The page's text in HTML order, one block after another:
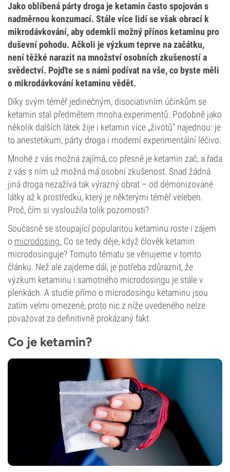
Jako oblíbená párty droga je ketamin často spojován s
nadměrnou konzumací. Stále více lidí se však obrací k
mikrodávkování, aby odemkli možný přínos ketaminu pro
duševní pohodu. Ačkoli je výzkum teprve na začátku,
není těžké narazit na množství osobních zkušeností a
svědectví. Pojďte se s námi podívat na vše, co byste měli
o mikrodávkování ketaminu vědět.
Díky svým téměř jedinečným, disociativním účinkům se
ketamin stal předmětem mnoha experimentů. Podobně jako
několik dalších látek žije i ketamin více „životů“ najednou: je
to anestetikum, párty droga i moderní experimentální léčivo.
Mnohé z vás možná zajímá, co přesně je ketamin zač, a řada
z vás s ním už možná má osobní zkušenost. Snad žádná
jiná droga nezažívá tak výrazný obrat – od démonizované
látky až k prostředku, který je některými téměř veleben.
Proč, čím si vysloužila tolik pozornosti?
Současně se stoupající popularitou ketaminu roste i zájem
o microdosing. Co se tedy děje, když člověk ketamin
microdosinguje? Tomuto tématu se věnujeme v tomto
článku. Než ale zajdeme dál, je potřeba zdůraznit, že
výzkum ketaminu i samotného microdosingu je stále v
plenkách. A studie přímo o microdosingu ketaminu jsou
zatím velmi omezené, proto nic z níže uvedeného nelze
považovat za definitivně prokázaný fakt.
Co je ketamin?